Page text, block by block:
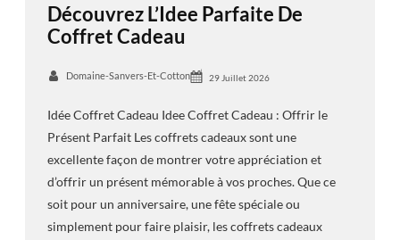
Découvrez L’Idee Parfaite De
Coffret Cadeau
Domaine-Sanvers-Et-Cotton 29 Juillet 2026
Idée Coffret Cadeau Idee Coffret Cadeau : Offrir le
Présent Parfait Les coffrets cadeaux sont une
excellente façon de montrer votre appréciation et
d’offrir un présent mémorable à vos proches. Que ce
soit pour un anniversaire, une fête spéciale ou
simplement pour faire plaisir, les coffrets cadeaux